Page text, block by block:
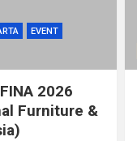
EVENT
2026
Furniture &